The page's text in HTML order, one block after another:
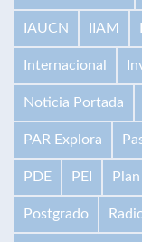
IAUCN IIAM
Internacional
Noticia Portada
PAR Explora
PDE PEI
Postgrado